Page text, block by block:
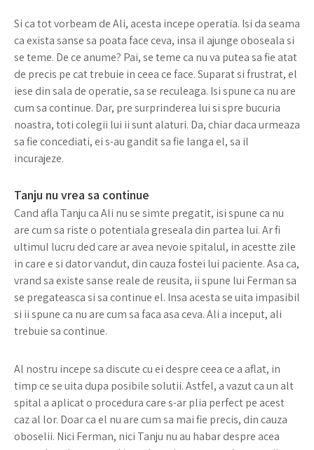
Si ca tot vorbeam de Ali, acesta incepe operatia. Isi da seama
ca exista sanse sa poata face ceva, insa il ajunge oboseala si
se teme. De ce anume? Pai, se teme ca nu va putea sa fie atat
de precis pe cat trebuie in ceea ce face. Suparat si frustrat, el
iese din sala de operatie, sa se reculeaga. Isi spune ca nu are
cum sa continue. Dar, pre surprinderea lui si spre bucuria
noastra, toti colegii lui ii sunt alaturi. Da, chiar daca urmeaza
sa fie concediati, ei s-au gandit sa fie langa el, sa il
incurajeze.
Tanju nu vrea sa continue
Cand afla Tanju ca Ali nu se simte pregatit, isi spune ca nu
are cum sa riste o potentiala greseala din partea lui. Ar fi
ultimul lucru ded care ar avea nevoie spitalul, in acestte zile
in care e si dator vandut, din cauza fostei lui paciente. Asa ca,
vrand sa existe sanse reale de reusita, ii spune lui Ferman sa
se pregateasca si sa continue el. Insa acesta se uita impasibil
si ii spune ca nu are cum sa faca asa ceva. Ali a inceput, ali
trebuie sa continue.
Al nostru incepe sa discute cu ei despre ceea ce a aflat, in
timp ce se uita dupa posibile solutii. Astfel, a vazut ca un alt
spital a aplicat o procedura care s-ar plia perfect pe acest
caz al lor. Doar ca el nu are cum sa mai fie precis, din cauza
oboselii. Nici Ferman, nici Tanju nu au habar despre acea